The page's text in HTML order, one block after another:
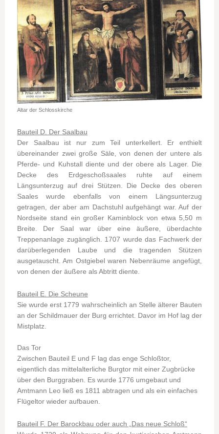
Altar der Schlosskirche
Bauteil D. Der Saalbau
Der Saalbau ist nur zum Teil unterkellert. Er enthielt
übereinander zwei große Säle, von denen der untere als
Pferde- und Kuhstall diente und der obere als Lager. Die
Decke des Erdgeschoßsaales ruhte auf einem
Längsunterzug auf drei Stützen. Die Decke des oberen
Saales wurde ebenfalls von einem Längsunterzug
getragen, der aber am Dachstuhl aufgehängt war. Auf der
Nordseite stand ein großer Kaminblock von etwa 5,50 m
Breite. Der Saal war über eine äußere, überdachte
Treppenanlage zugänglich. 1707 wurde das Fachwerk der
darüberlegenden Laube und die tragenden Stützen
ausgetauscht. Am Ostgiebel waren Nebenräume angefügt,
von denen der äußere als Abtritt diente.
Bauteil E. Die Scheune
Sie wurde erst 1779 wahrscheinlich an Stelle älterer Bauten
an der Schildmauer der Burg errichtet. Davor im Hof lag der
Mistplatz.
Das Tor
Zwischen Bauteil E und F lag das enge Schloßtor,
eigentlich das mittelalterliche Burgtor mit einer Zugbrücke
über den Burggraben. Es wurde 1776 umgebaut und
Amtmann Leo ließ es 1811 abtragen und als ein einfaches
Flügeltor wieder aufbauen.
Bauteil F. Der Barockbau oder auch „Das neue Schloß“